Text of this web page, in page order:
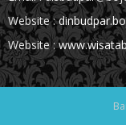
Website :
Website :